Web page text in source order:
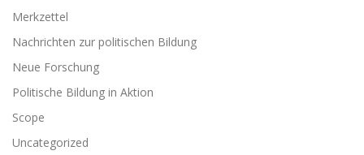
Merkzettel
Nachrichten zur politischen Bildung
Neue Forschung
Politische Bildung in Aktion
Scope
Uncategorized